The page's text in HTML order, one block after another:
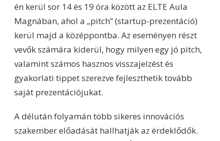
én kerül sor 14 és 19 óra között az ELTE Aula
Magnában, ahol a „pitch” (startup-prezentáció)
kerül majd a középpontba. Az eseményen részt
vevők számára kiderül, hogy milyen egy jó pitch,
valamint számos hasznos visszajelzést és
gyakorlati tippet szerezve fejleszthetik tovább
saját prezentációjukat.
A délután folyamán több sikeres innovációs
szakember előadását hallhatják az érdeklődők.